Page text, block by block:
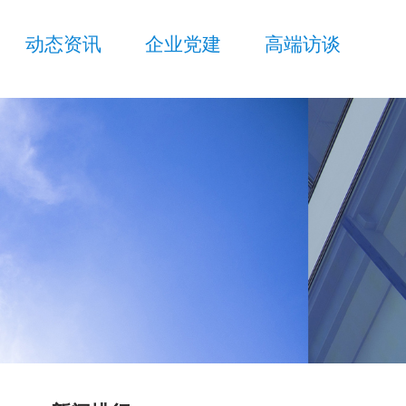
动态资讯 企业党建 高端访谈